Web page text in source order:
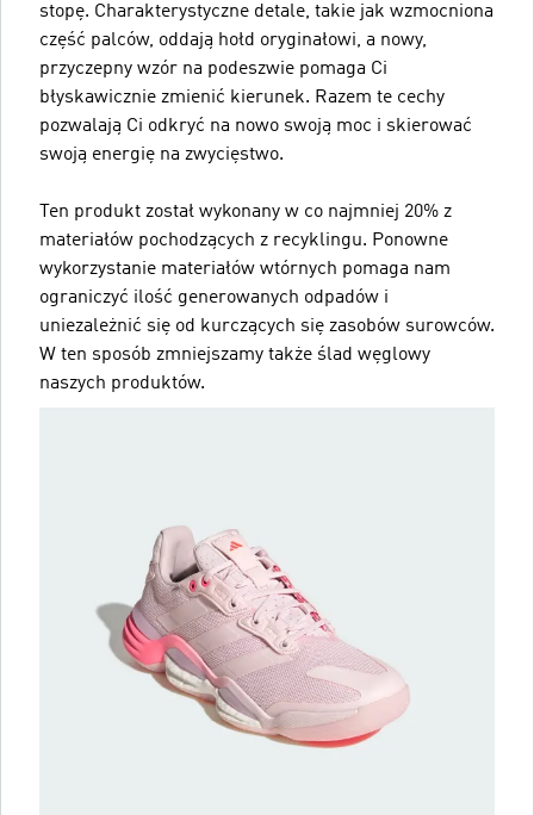
stopę. Charakterystyczne detale, takie jak wzmocniona
część palców, oddają hołd oryginałowi, a nowy,
przyczepny wzór na podeszwie pomaga Ci
błyskawicznie zmienić kierunek. Razem te cechy
pozwalają Ci odkryć na nowo swoją moc i skierować
swoją energię na zwycięstwo.
Ten produkt został wykonany w co najmniej 20% z
materiałów pochodzących z recyklingu. Ponowne
wykorzystanie materiałów wtórnych pomaga nam
ograniczyć ilość generowanych odpadów i
uniezależnić się od kurczących się zasobów surowców.
W ten sposób zmniejszamy także ślad węglowy
naszych produktów.